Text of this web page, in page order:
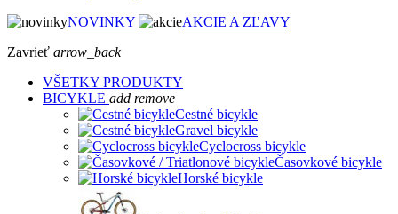
NOVINKY
AKCIE A ZĽAVY
Zavrieť arrow_back
VŠETKY PRODUKTY
BICYKLE add remove
Cestné bicykle
Gravel bicykle
Cyclocross bicykle
Časovkové bicykle
Horské bicykle